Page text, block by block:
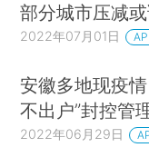
部分城市压减
2022年07月01日
安徽多地现疫
不出户”封控管
2022年06月29日